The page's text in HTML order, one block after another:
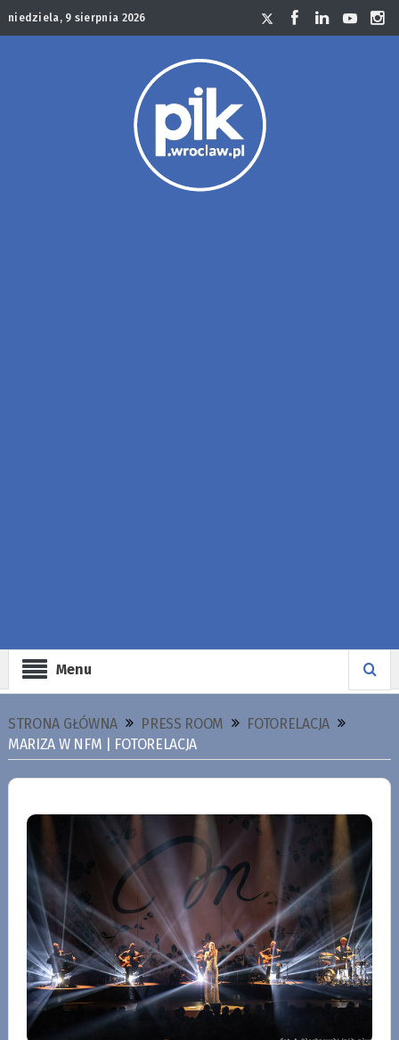
niedziela, 9 sierpnia 2026
Menu
STRONA GŁÓWNA PRESS ROOM
FOTORELACJA
MARIZA W NFM | FOTORELACJA